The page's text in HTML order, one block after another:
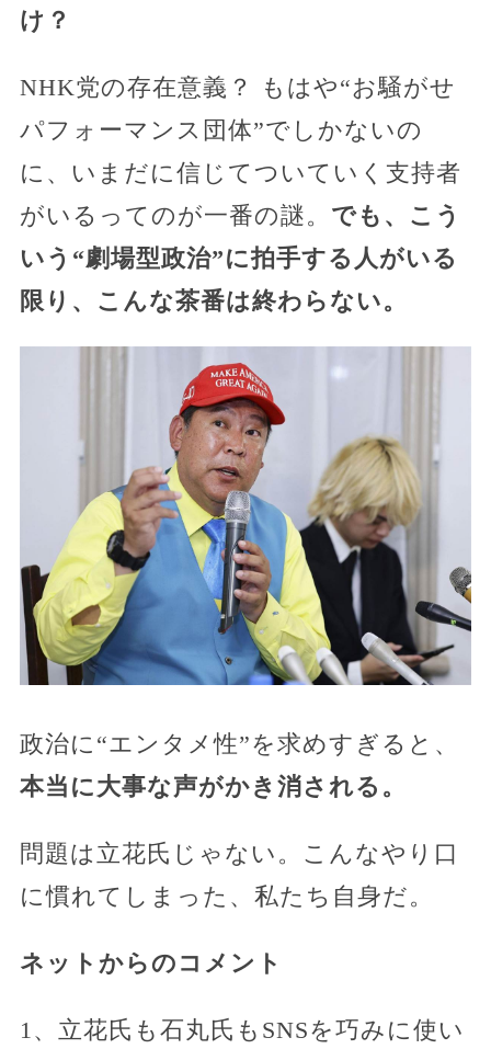
け？
NHK党の存在意義？ もはや“お騒がせ
パフォーマンス団体”でしかないの
に、いまだに信じてついていく支持者
がいるってのが一番の謎。 でも、こう
いう“劇場型政治”に拍手する人がいる
限り、こんな茶番は終わらない。
政治に“エンタメ性”を求めすぎると、
本当に大事な声がかき消される。
問題は立花氏じゃない。こんなやり口
に慣れてしまった、私たち自身だ。
ネットからのコメント
1、立花氏も石丸氏もSNSを巧みに使い